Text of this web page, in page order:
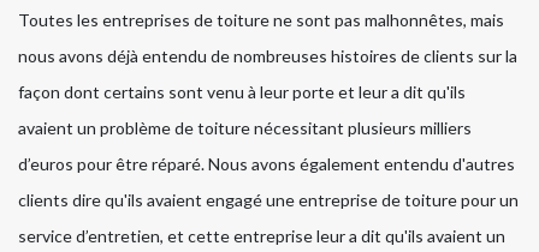
Toutes les entreprises de toiture ne sont pas malhonnêtes, mais
nous avons déjà entendu de nombreuses histoires de clients sur la
façon dont certains sont venu à leur porte et leur a dit qu'ils
avaient un problème de toiture nécessitant plusieurs milliers
d’euros pour être réparé. Nous avons également entendu d'autres
clients dire qu'ils avaient engagé une entreprise de toiture pour un
service d’entretien, et cette entreprise leur a dit qu'ils avaient un